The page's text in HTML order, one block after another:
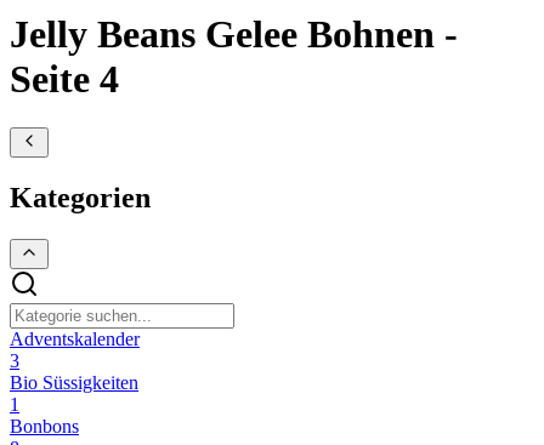
Jelly Beans Gelee Bohnen -
Seite 4
Kategorien
Adventskalender
3
Bio Süssigkeiten
1
Bonbons